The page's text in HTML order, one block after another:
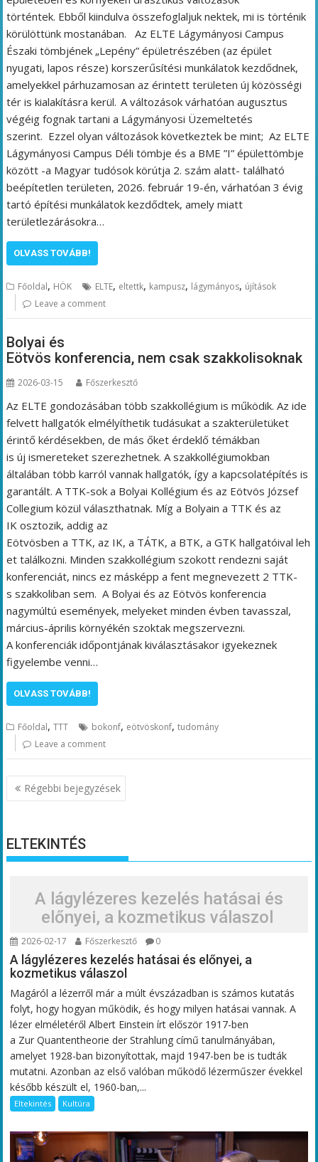
történtek. Ebből kiindulva összefoglaljuk nektek, mi is történik
körülöttünk mostanában. Az ELTE Lágymányosi Campus
Északi tömbjének „Lepény” épületrészében (az épület
nyugati, lapos része) korszerűsítési munkálatok kezdődnek,
amelyekkel párhuzamosan az érintett területen új közösségi
tér is kialakításra kerül. A változások várhatóan augusztus
végéig fognak tartani a Lágymányosi Üzemeltetés
szerint. Ezzel olyan változások következtek be mint; Az ELTE
Lágymányosi Campus Déli tömbje és a BME ”I” épülettömbje
között -a Magyar tudósok körútja 2. szám alatt- található
beépítetlen területen, 2026. február 19-én, várhatóan 3 évig
tartó építési munkálatok kezdődtek, amely miatt
területlezárásokra…
OLVASS TOVÁBB!
Főoldal, HÖK ELTE, eltettk, kampusz, lágymányos, újítások
Leave a comment
Bolyai és
Eötvös konferencia, nem csak szakkolisoknak
2026-03-15 Főszerkesztő
Az ELTE gondozásában több szakkollégium is működik. Az ide
felvett hallgatók elmélyíthetik tudásukat a szakterületüket
érintő kérdésekben, de más őket érdeklő témákban
is új ismereteket szerezhetnek. A szakkollégiumokban
általában több karról vannak hallgatók, így a kapcsolatépítés is
garantált. A TTK-sok a Bolyai Kollégium és az Eötvös József
Collegium közül választhatnak. Míg a Bolyain a TTK és az
IK osztozik, addig az
Eötvösben a TTK, az IK, a TÁTK, a BTK, a GTK hallgatóival leh
et találkozni. Minden szakkollégium szokott rendezni saját
konferenciát, nincs ez másképp a fent megnevezett 2 TTK-
s szakkoliban sem. A Bolyai és az Eötvös konferencia
nagymúltú események, melyeket minden évben tavasszal,
március-április környékén szoktak megszervezni.
A konferenciák időpontjának kiválasztásakor igyekeznek
figyelembe venni…
OLVASS TOVÁBB!
Főoldal,TTT bokonf, eötvöskonf,tudomány
Leave a comment
Bejegyzés
navigáció
Régebbi bejegyzések
ELTEKINTÉS
A lágylézeres kezelés hatásai és
előnyei, a kozmetikus válaszol
2026-02-17 Főszerkesztő 0
A lágylézeres kezelés hatásai és előnyei, a
kozmetikus válaszol
Magáról a lézerről már a múlt évszázadban is számos kutatás
folyt, hogy hogyan működik, és hogy milyen hatásai vannak. A
lézer elméletéről Albert Einstein írt először 1917-ben
a Zur Quantentheorie der Strahlung című tanulmányában,
amelyet 1928-ban bizonyítottak, majd 1947-ben be is tudták
mutatni. Azonban az első valóban működő lézerműszer évekkel
később készült el, 1960-ban,...
Eltekintés Kultúra